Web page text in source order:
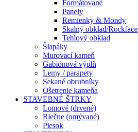
Formátované
Panely
Remienky & Mondy
Skalný obklad/Rockface
Tehlový obklad
Šlapáky
Murovací kameň
Gabiónová výplň
Lemy / parapety
Sekané obrubníky
Ošetrenie kameňa
STAVEBNÉ ŠTRKY
Lomové (drvené)
Riečne (omývané)
Piesok